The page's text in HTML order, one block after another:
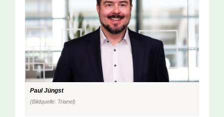
Paul Jüngst
(Bildquelle: Trianel)